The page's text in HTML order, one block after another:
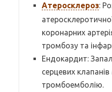
Атеросклероз:
коронарних
тромбозу та
Ендокардит:
серцевих
тромбоемболію.